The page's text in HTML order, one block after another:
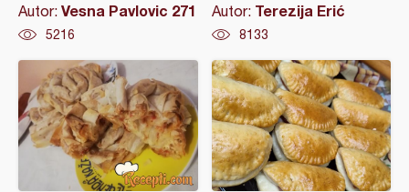
Autor: Vesna Pavlovic 271
5216
Autor: Terezija Erić
8133